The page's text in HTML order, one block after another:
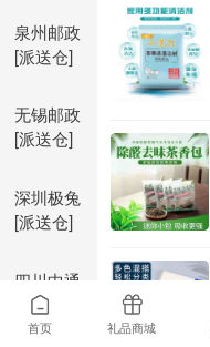
泉州邮政
[派送仓]
无锡邮政
[派送仓]
深圳极兔
[派送仓]
四川中通
[派送仓]
首页 礼品商城